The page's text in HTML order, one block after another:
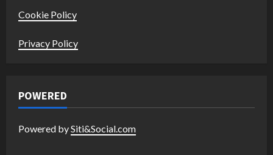
Cookie Policy
Privacy Policy
POWERED
Powered bySiti&Social.com